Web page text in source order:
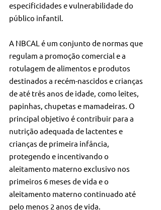
especificidades e vulnerabilidade do
público infantil.
A NBCAL é um conjunto de normas que
regulam a promoção comercial e a
rotulagem de alimentos e produtos
destinados a recém-nascidos e crianças
de até três anos de idade, como leites,
papinhas, chupetas e mamadeiras. O
principal objetivo é contribuir para a
nutrição adequada de lactentes e
crianças de primeira infância,
protegendo e incentivando o
aleitamento materno exclusivo nos
primeiros 6 meses de vida e o
aleitamento materno continuado até
pelo menos 2 anos de vida.